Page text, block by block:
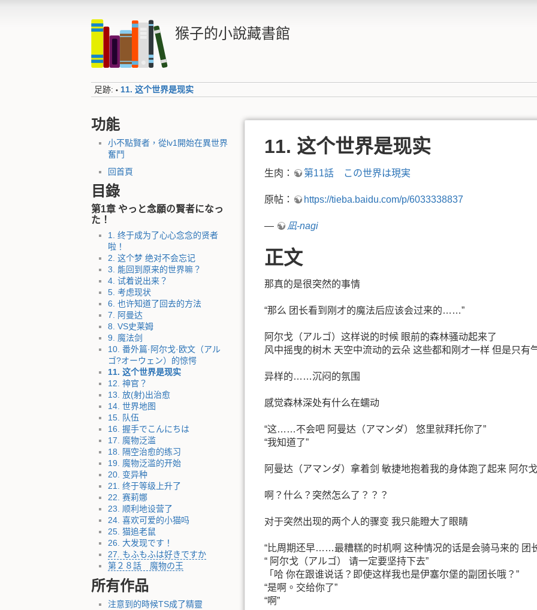
猴子的小說藏書館
足跡: • 11. 这个世界是现实
功能
小不點賢者，從lv1開始在異世界
奮鬥
回首頁
目錄
第1章 やっと念願の賢者になっ
た！
1. 终于成为了心心念念的贤者
啦！
2. 这个梦 绝对不会忘记
3. 能回到原来的世界嘛？
4. 试着说出来？
5. 考虑现状
6. 也许知道了回去的方法
7. 阿曼达
8. VS史莱姆
9. 魔法剑
10. 番外篇·阿尔戈·欧文（アル
ゴ?オーウェン）的惊愕
11. 这个世界是现实
12. 神官？
13. 放(射)出治愈
14. 世界地图
15. 队伍
16. 握手でこんにちは
17. 魔物泛滥
18. 隔空治愈的练习
19. 魔物泛滥的开始
20. 变异种
21. 终于等级上升了
22. 赛莉娜
23. 顺利地设营了
24. 喜欢可爱的小猫吗
25. 猫追老鼠
26. 大发现です！
27. もふもふは好きですか
第２８話 魔物の王
所有作品
注意到的時候TS成了精靈
11. 这个世界是现实
生肉： 第11話 この世界は現実
原帖： https://tieba.baidu.com/p/6033338837
— 凪-nagi
正文
那真的是很突然的事情
“那么 团长看到刚才的魔法后应该会过来的……”
阿尔戈（アルゴ）这样说的时候 眼前的森林骚动起来了
风中摇曳的树木 天空中流动的云朵 这些都和刚才一样 但是只有
异样的……沉闷的氛围
感觉森林深处有什么在蠕动
“这……不会吧 阿曼达（アマンダ） 悠里就拜托你了”
“我知道了”
阿曼达（アマンダ）拿着剑 敏捷地抱着我的身体跑了起来 阿尔
啊？什么？突然怎么了？？？
对于突然出现的两个人的骤变 我只能瞪大了眼睛
“比周期还早……最糟糕的时机啊 这种情况的话是会骑马来的 团
“ 阿尔戈（アルゴ） 请一定要坚持下去”
「哈 你在跟谁说话？即使这样我也是伊塞尔堡的副团长哦？”
“是啊。交给你了”
“啊”